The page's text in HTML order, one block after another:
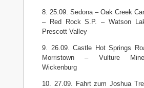
8. 25.09. Sedona – Oak Creek
– Red Rock S.P. – Watson
Prescott Valley
9. 26.09. Castle Hot Springs
Morristown – Vulture
Wickenburg
10. 27.09. Fahrt zum Joshua